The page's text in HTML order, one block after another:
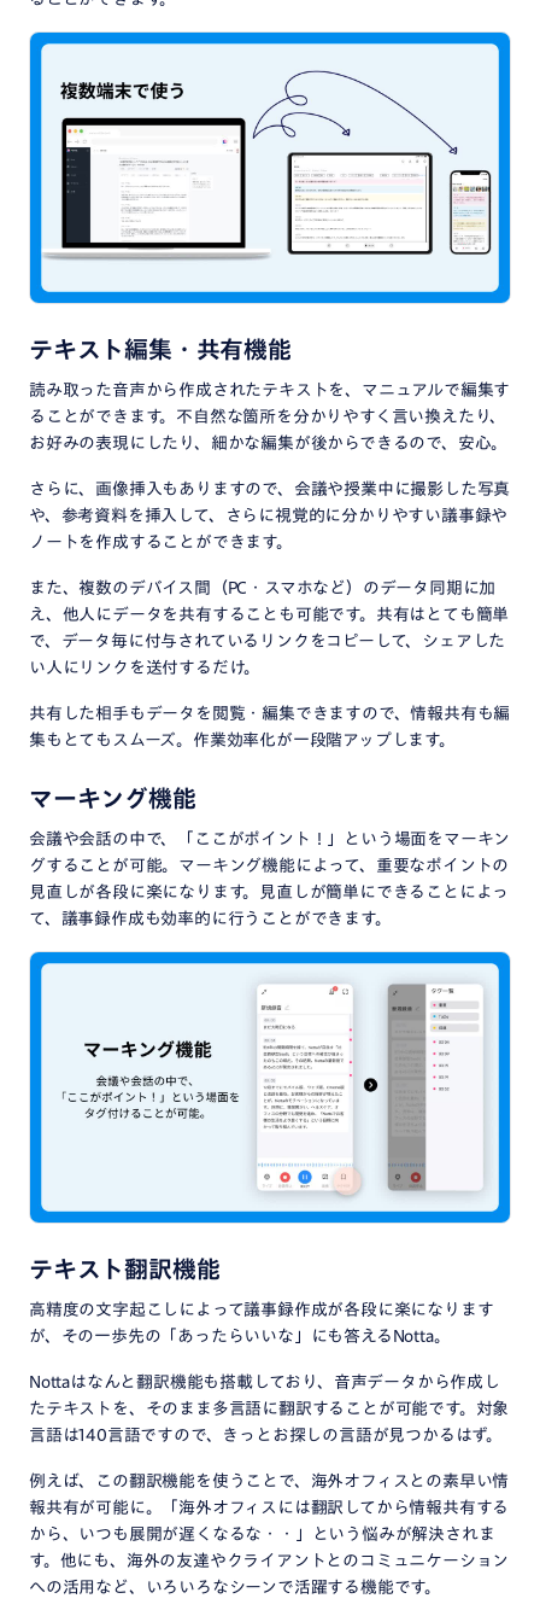
テキスト編集・共有機能
読み取った音声から作成されたテキストを、マニュアルで編集す
ることができます。不自然な箇所を分かりやすく言い換えたり、
お好みの表現にしたり、細かな編集が後からできるので、安心。
さらに、画像挿入もありますので、会議や授業中に撮影した写真
や、参考資料を挿入して、さらに視覚的に分かりやすい議事録や
ノートを作成することができます。
また、複数のデバイス間（PC・スマホなど）のデータ同期に加
え、他人にデータを共有することも可能です。共有はとても簡単
で、データ毎に付与されているリンクをコピーして、シェアした
い人にリンクを送付するだけ。
共有した相手もデータを閲覧・編集できますので、情報共有も編
集もとてもスムーズ。作業効率化が一段階アップします。
マーキング機能
会議や会話の中で、「ここがポイント！」という場面をマーキン
グすることが可能。マーキング機能によって、重要なポイントの
見直しが各段に楽になります。見直しが簡単にできることによっ
て、議事録作成も効率的に行うことができます。
テキスト翻訳機能
高精度の文字起こしによって議事録作成が各段に楽になります
が、その一歩先の「あったらいいな」にも答えるNotta。
Nottaはなんと翻訳機能も搭載しており、音声データから作成し
たテキストを、そのまま多言語に翻訳することが可能です。対象
言語は140言語ですので、きっとお探しの言語が見つかるはず。
例えば、この翻訳機能を使うことで、海外オフィスとの素早い情
報共有が可能に。「海外オフィスには翻訳してから情報共有する
から、いつも展開が遅くなるな・・」という悩みが解決されま
す。他にも、海外の友達やクライアントとのコミュニケーション
への活用など、いろいろなシーンで活躍する機能です。